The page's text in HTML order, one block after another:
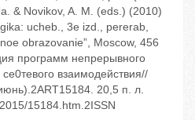
& Novikov, A. M. (eds.) (2010)
ucheb., 3e izd., pererab,
obrazovanie”, Moscow, 456
программ непрерывного
взаимодействия//
20,5 п. л.
15184.htm.2ISSN